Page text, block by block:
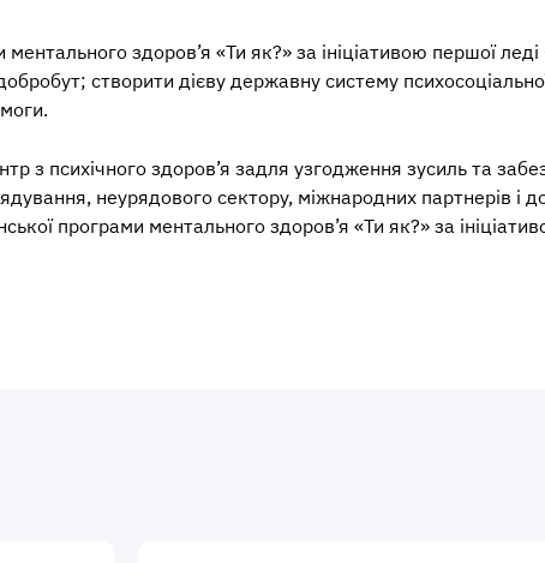
здоров’я «Ти як?» за ініціативою першої
створити дієву державну систему
з психічного здоров’я задля узгодження зусиль та
неурядового сектору, міжнародних партнерів і
програми ментального здоров’я «Ти як?» за